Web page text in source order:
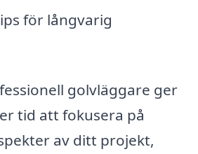
för långvarig
golvläggare ger
tid att fokusera på
av ditt projekt,